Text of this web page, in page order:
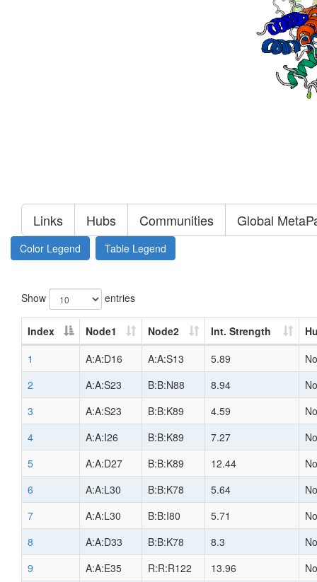
Links Hubs Communities Global
Color Legend Table Legend
Show entries
Index Node1 Node2 Int. Strength
1
A:A:D16 A:A:S13 5.89
No
2
A:A:S23 B:B:N88 8.94
No
3
A:A:S23 B:B:K89 4.59
No
4
A:A:I26 B:B:K89 7.27
No
5
A:A:D27 B:B:K89 12.44
No
6
A:A:L30 B:B:K78 5.64
No
7
A:A:L30 B:B:I80 5.71
No
8
A:A:D33 B:B:K78 8.3
No
9
A:A:E35 R:R:R122 13.96
No